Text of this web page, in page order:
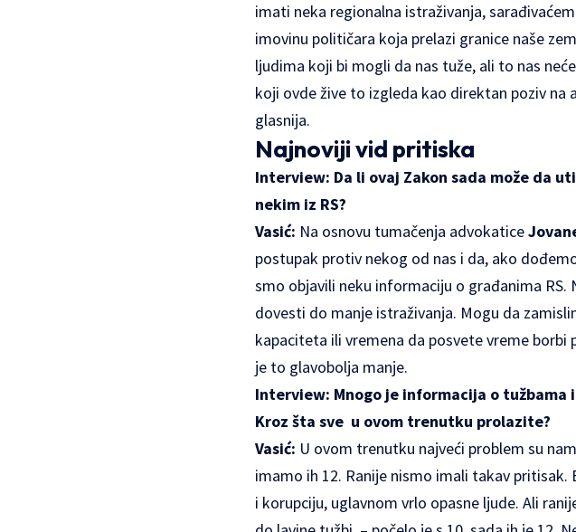
imati neka regionalna istraživanja,
imovinu političara koja prelazi granice naše
ljudima koji bi mogli da nas tuže, ali to nas
koji ovde žive to izgleda kao direktan poziv na
glasnija.
Najnoviji vid pritiska
Interview: Da li ovaj Zakon sada može da
nekim iz RS?
Vasić: Na osnovu tumačenja advokatice
postupak protiv nekog od nas i da, ako
smo objavili neku informaciju o građanima
dovesti do manje istraživanja. Mogu da
kapaciteta ili vremena da posvete vreme
je to glavobolja manje.
Interview: Mnogo je informacija o
Kroz šta sve u ovom trenutku prolazite?
Vasić: U ovom trenutku najveći problem su
imamo ih 12. Ranije nismo imali takav
i korupciju, uglavnom vrlo opasne ljude. Ali